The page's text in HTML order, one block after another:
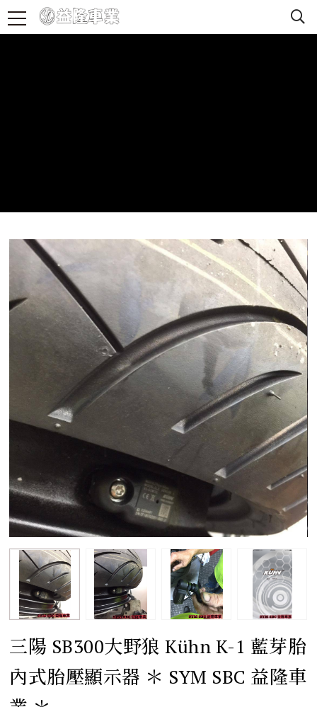
三陽 SB300大野狼 Kühn K-1 藍芽胎
內式胎壓顯示器 ＊ SYM SBC 益隆車